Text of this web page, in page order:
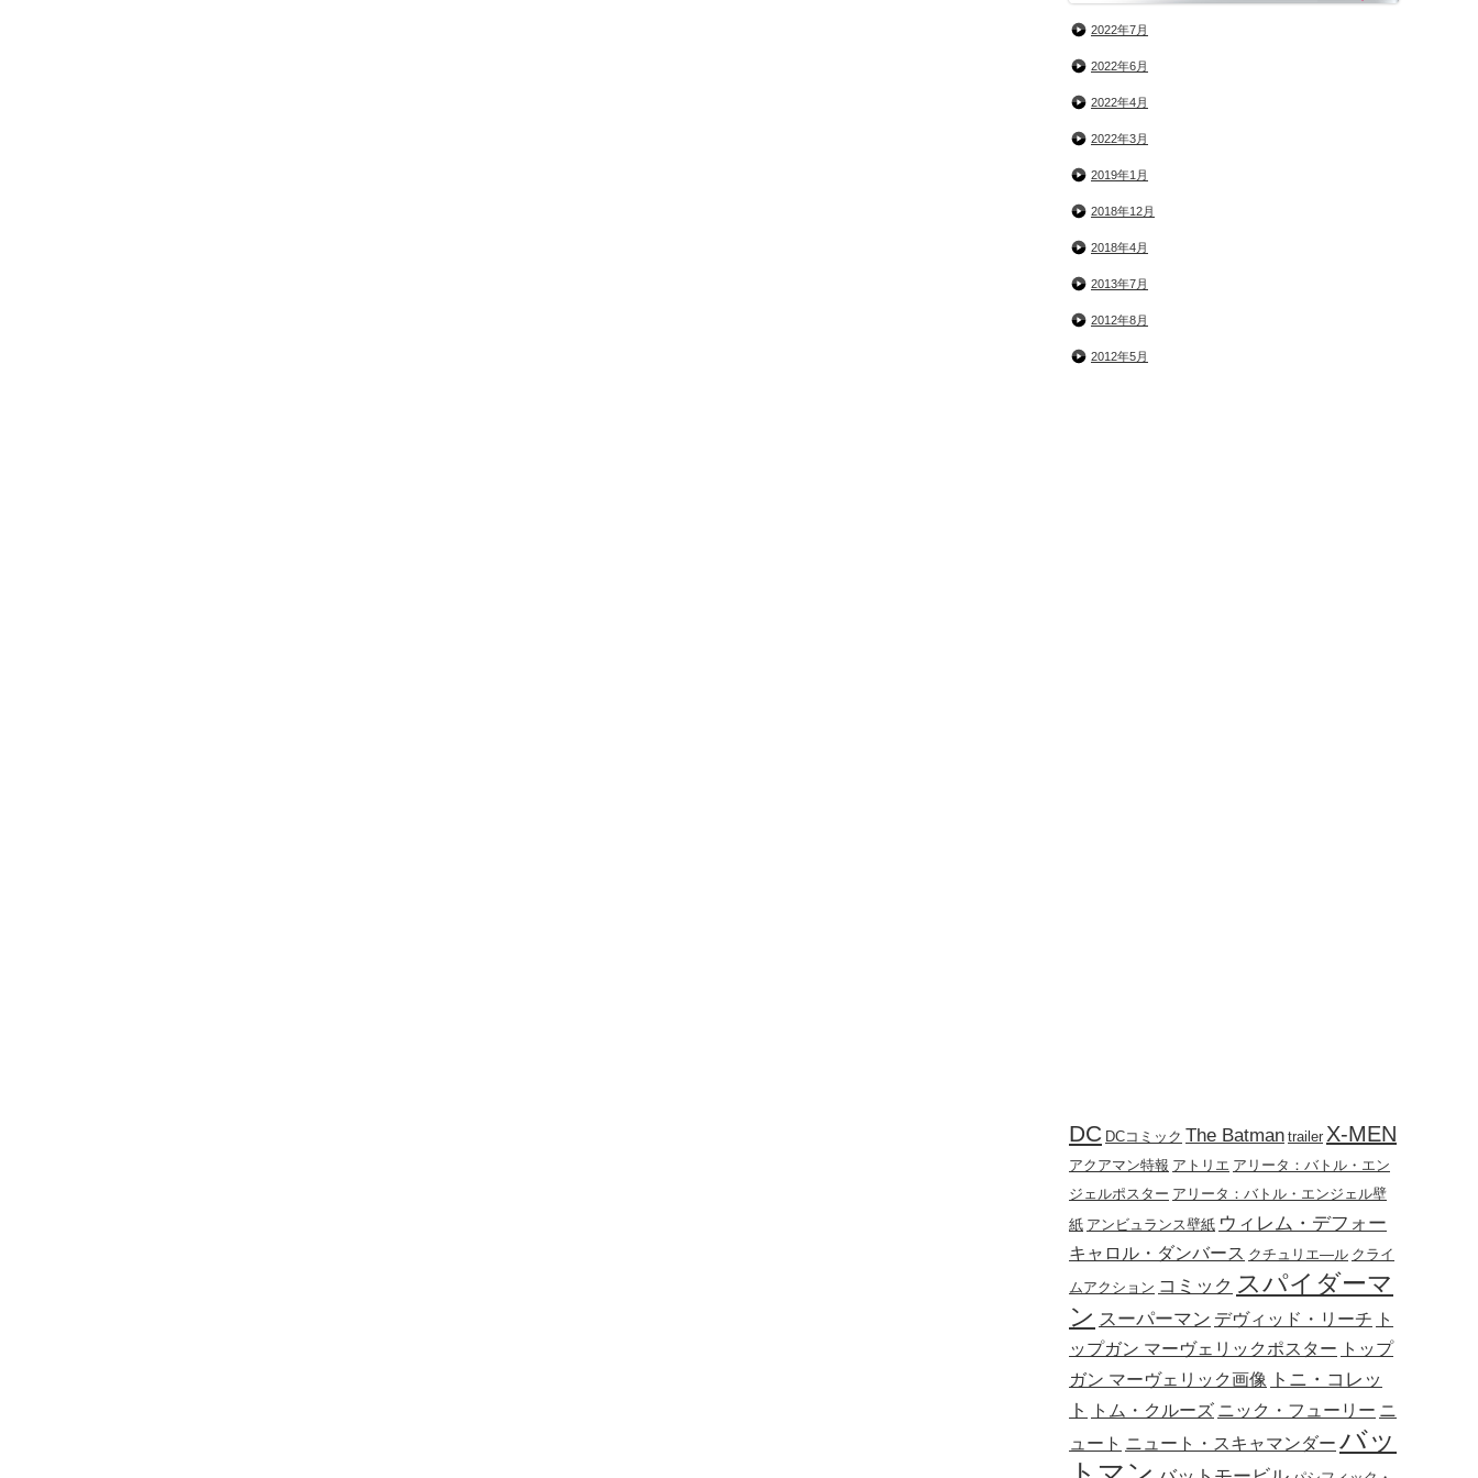
2022年7月
2022年6月
2022年4月
2022年3月
2019年1月
2018年12月
2018年4月
2013年7月
2012年8月
2012年5月
DC DCコミック The Batman trailer X-MEN
アクアマン特報 アトリエ アリータ：バトル・エン
ジェルポスター アリータ：バトル・エンジェル壁
紙 アンビュランス壁紙 ウィレム・デフォー
キャロル・ダンバース クチュリエ―ル クライ
ムアクション コミック スパイダーマ
ン スーパーマン デヴィッド・リーチ ト
ップガン マーヴェリックポスター トップ
ガン マーヴェリック画像 トニ・コレッ
ト
トム・クルーズ ニック・フューリー ニ
ュート ニュート・スキャマンダー バッ